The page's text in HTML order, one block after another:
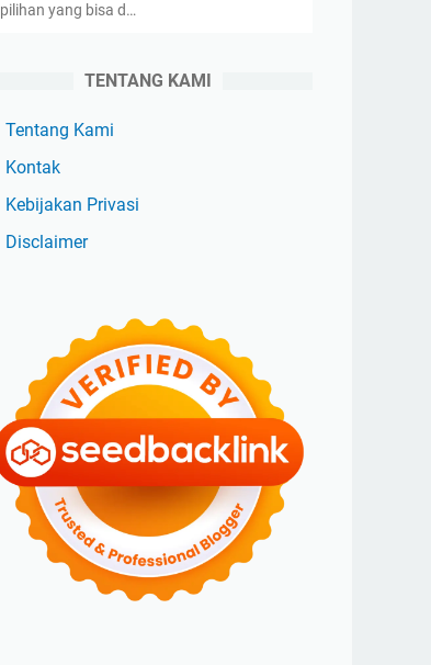
pilihan yang bisa d…
TENTANG KAMI
Tentang Kami
Kontak
Kebijakan Privasi
Disclaimer